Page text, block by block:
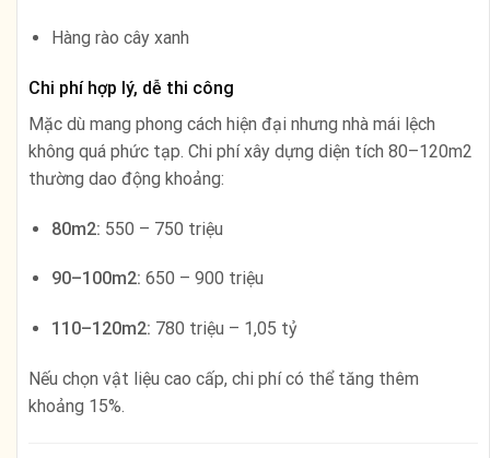
Hàng rào cây xanh
Chi phí hợp lý, dễ thi công
Mặc dù mang phong cách hiện đại nhưng nhà mái lệch
không quá phức tạp. Chi phí xây dựng diện tích 80–120m2
thường dao động khoảng:
80m2: 550 – 750 triệu
90–100m2: 650 – 900 triệu
110–120m2: 780 triệu – 1,05 tỷ
Nếu chọn vật liệu cao cấp, chi phí có thể tăng thêm
khoảng 15%.